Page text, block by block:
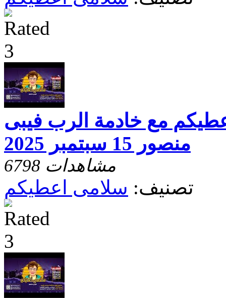
مع خادمة الرب فيبى
منصور 15 سبتمبر 2025
6798 مشاهدات
تصنيف: سلامى اعطيكم